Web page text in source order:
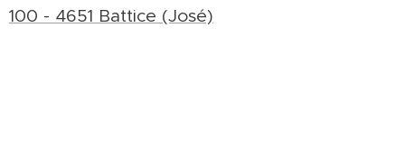
100 - 4651 Battice (José)